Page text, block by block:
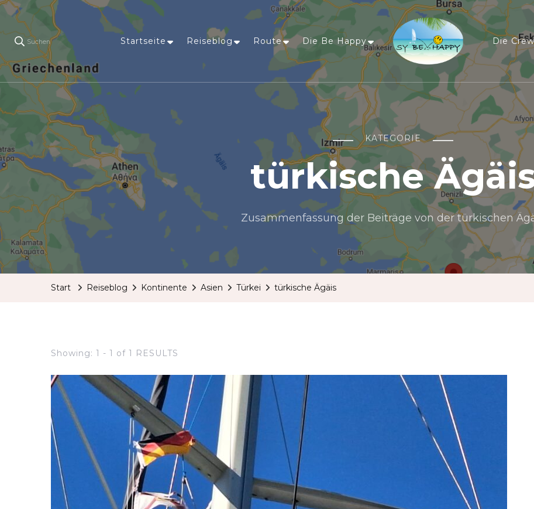
Suchen Startseite Reiseblog Route Die Be Happy
Sailing Be Happy
ein Traum wird wahr
Die Crew
KATEGORIE
türkische
Zusammenfassung der Beiträge von der türkischen
Start Reiseblog Kontinente Asien Türkei türkische Ägäis
Showing: 1 - 1 of 1 RESULTS